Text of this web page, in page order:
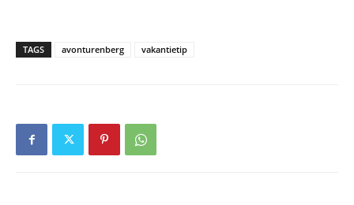
TAGS avonturenberg vakantietip